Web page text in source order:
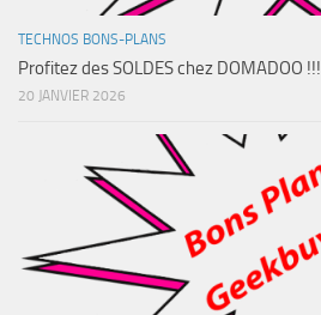
TECHNOS BONS-PLANS
Profitez des SOLDES chez DOMADOO !!!
20 JANVIER 2026